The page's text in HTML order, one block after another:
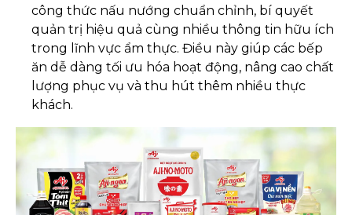
công thức nấu nướng chuẩn chỉnh, bí quyết
quản trị hiệu quả cùng nhiều thông tin hữu ích
trong lĩnh vực ẩm thực. Điều này giúp các bếp
ăn dễ dàng tối ưu hóa hoạt động, nâng cao chất
lượng phục vụ và thu hút thêm nhiều thực
khách.